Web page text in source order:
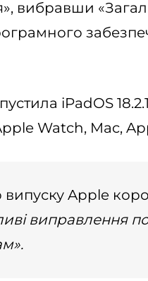
вибравши
iPadOS
Watch, Mac,
Apple
виправлення